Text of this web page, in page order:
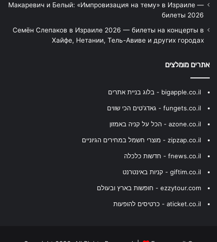
Макаревич и Белый: «Импровизация на тему» в Израиле —
билеты 2026
Семён Слепаков в Израиле 2026 — билеты на концерты в
Хайфе, Нетании, Тель-Авиве и других городах
אתרים מומלצים
bigapple.co.il - בלוג בניית אתרים
fungets.co.il - גאדג'טים הכי שווים
azone.co.il - הכל על קניה באמזון
zipzap.co.il - מוצרי חשמל במחירים הגיוניים
fnews.co.il - חדשות כלכלה
giftim.co.il - קניות באינטרנט
ezzytour.com - חופשות בארץ ובעולם
aticket.co.il - כרטיסים להופעות